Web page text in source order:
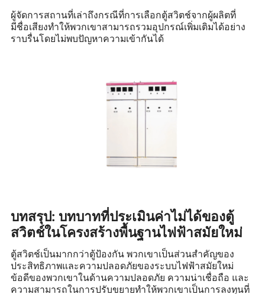
ผู้จัดการสถานที่เล่าถึงกรณีที่การเลือกตู้สวิตช์จากผู้ผลิตที่
มีชื่อเสียงทำให้พวกเขาสามารถรวมอุปกรณ์เพิ่มเติมได้อย่าง
ราบรื่นโดยไม่พบปัญหาความเข้ากันได้
บทสรุป: บทบาทที่ประเมินค่าไม่ได้ของตู้
สวิตช์ในโครงสร้างพื้นฐานไฟฟ้าสมัยใหม่
ตู้สวิตช์เป็นมากกว่าตู้ป้องกัน พวกเขาเป็นส่วนสำคัญของ
ประสิทธิภาพและความปลอดภัยของระบบไฟฟ้าสมัยใหม่
ข้อดีของพวกเขาในด้านความปลอดภัย ความน่าเชื่อถือ และ
ความสามารถในการปรับขยายทำให้พวกเขาเป็นการลงทุนที่